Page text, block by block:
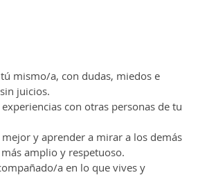
mismo/a, con dudas, miedos e
juicios.
con otras personas de tu
mejor y aprender a mirar a los demás
amplio y respetuoso.
a en lo que vives y